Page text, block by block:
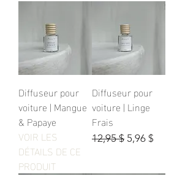
Diffuseur pour
voiture | Mangue
& Papaye
VOIR LES
DÉTAILS DE CE
PRODUIT
Diffuseur pour
voiture | Linge
Frais
Prix original
12,95 $ Prix
5,96 $